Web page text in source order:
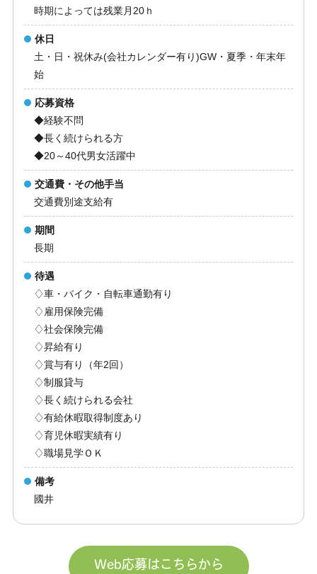
時期によっては残業月20ｈ
休日
土・日・祝休み(会社カレンダー有り)GW・夏季・年末年
始
応募資格
◆経験不問
◆長く続けられる方
◆20～40代男女活躍中
交通費・その他手当
交通費別途支給有
期間
長期
待遇
♢車・バイク・自転車通勤有り
♢雇用保険完備
♢社会保険完備
♢昇給有り
♢賞与有り（年2回）
♢制服貸与
♢長く続けられる会社
♢有給休暇取得制度あり
♢育児休暇実績有り
♢職場見学ＯＫ
備考
國井
Web応募はこちらから